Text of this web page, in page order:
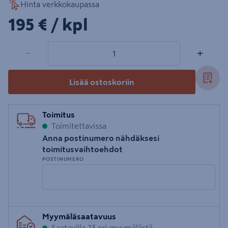
Hinta verkkokaupassa
195€/kpl
195 € / kpl
− +
Lisää ostoskoriin
Toimitus
Toimitettavissa
Anna postinumero nähdäksesi
toimitusvaihtoehdot
POSTINUMERO
postinumero
Myymäläsaatavuus